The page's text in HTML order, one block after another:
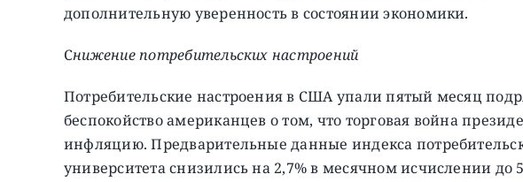
дополнительную уверенность в состоянии экономики.
Снижение потребительских настроений
Потребительские настроения в США упали пятый месяц
беспокойство американцев о том, что торговая война
инфляцию. Предварительные данные индекса
университета снизились на 2,7% в месячном исчислении до